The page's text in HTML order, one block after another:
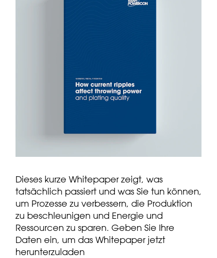
Dieses kurze Whitepaper zeigt, was
tatsächlich passiert und was Sie tun können,
um Prozesse zu verbessern, die Produktion
zu beschleunigen und Energie und
Ressourcen zu sparen. Geben Sie Ihre
Daten ein, um das Whitepaper jetzt
herunterzuladen